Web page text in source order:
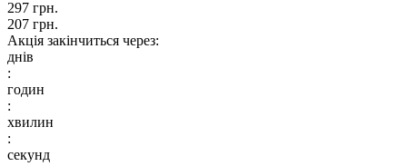
297 грн.
207 грн.
Акція закінчиться через:
днів
:
годин
:
хвилин
:
секунд